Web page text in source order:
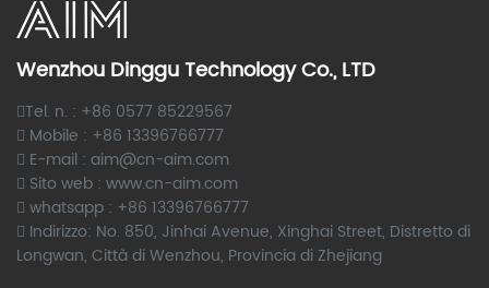
Wenzhou Dinggu Technology Co., LTD
Tel. n. : +86 0577 85229567
Mobile : +86 13396766777
E-mail : aim@cn-aim.com
Sito web : www.cn-aim.com
whatsapp : +86 13396766777
Indirizzo: No. 850, Jinhai Avenue, Xinghai Street, Distretto di
Longwan, Città di Wenzhou, Provincia di Zhejiang